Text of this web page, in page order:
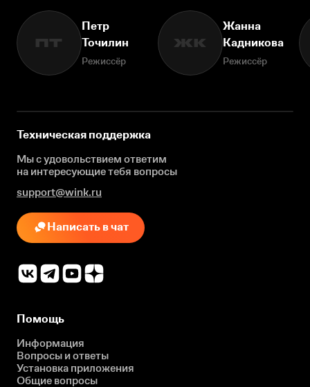
ПТ
Петр
Точилин
Режиссёр
ЖК
Жанна
Кадникова
Режиссёр
Техническая поддержка
Мы с удовольствием ответим
на интересующиетебя вопросы
support@wink.ru
Написать в чат
Помощь
Информация
Вопросы и ответы
Установка приложения
Общие вопросы